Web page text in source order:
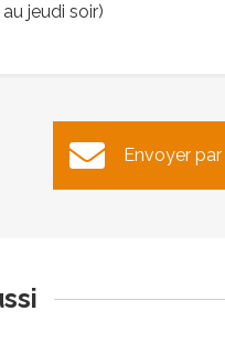
jeudi soir)
Envoyer
Rendez-vous aux